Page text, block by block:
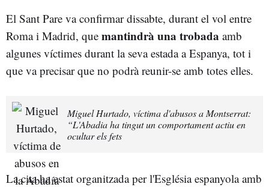
El Sant Pare va confirmar dissabte, durant el vol entre
Roma i Madrid, que mantindrà una trobada amb
algunes víctimes durant la seva estada a Espanya, tot i
que va precisar que no podrà reunir-se amb totes elles.
Miguel Hurtado, víctima d'abusos a Montserrat:
“L'Abadia ha tingut un comportament actiu en
ocultar els fets
La cita ha estat organitzada per l'Església espanyola amb